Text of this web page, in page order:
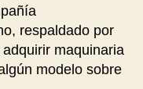
respaldado por
maquinaria
modelo sobre